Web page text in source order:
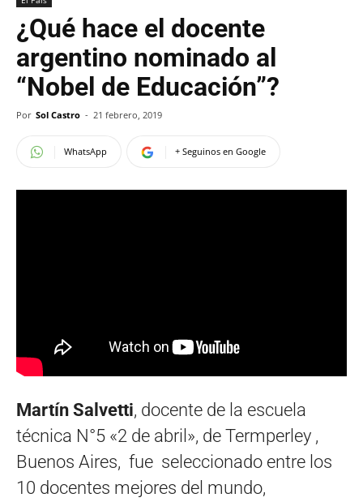
¿Qué hace el docente
argentino nominado al
“Nobel de Educación”?
Por Sol Castro - 21 febrero, 2019
WhatsApp + Seguinos en Google
Martín Salvetti, docente de la escuela
técnica N°5 «2 de abril», de Termperley ,
Buenos Aires, fue seleccionado entre los
10 docentes mejores del mundo,